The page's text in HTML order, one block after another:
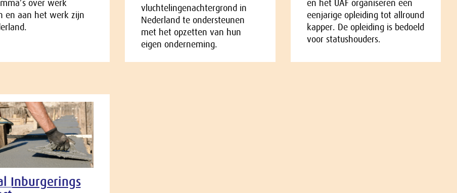
over werk
en aan het werk zijn
vluchtelingenachtergrond in
Nederland te ondersteunen
met het opzetten van hun
eigen onderneming.
en het UAF organiseren een
eenjarige opleiding tot allround
kapper. De opleiding is bedoeld
voor statushouders.
Inburgerings